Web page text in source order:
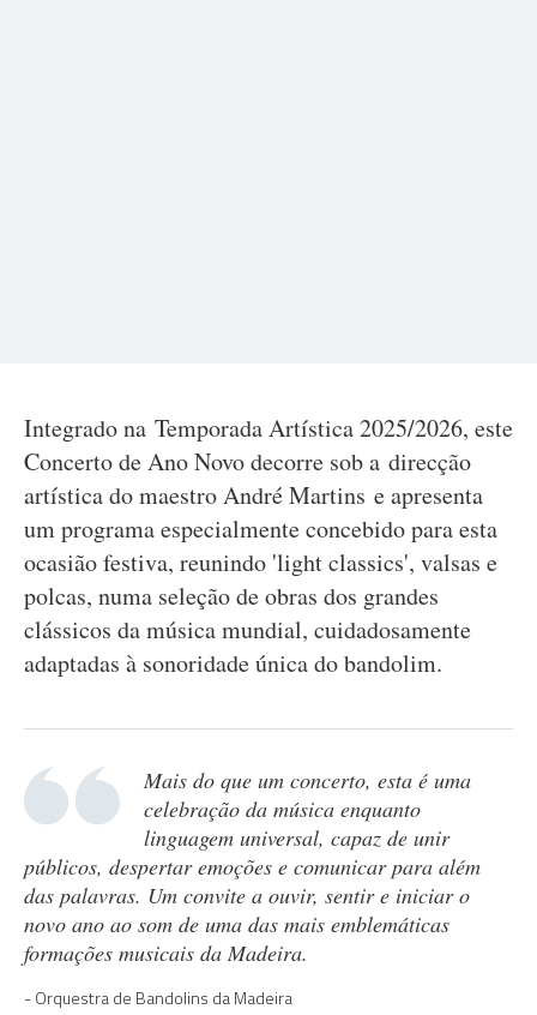
Integrado na Temporada Artística 2025/2026, este
Concerto de Ano Novo decorre sob a direcção
artística do maestro André Martins e apresenta
um programa especialmente concebido para esta
ocasião festiva, reunindo 'light classics', valsas e
polcas, numa seleção de obras dos grandes
clássicos da música mundial, cuidadosamente
adaptadas à sonoridade única do bandolim.
Mais do que um concerto, esta é uma
celebração da música enquanto
linguagem universal, capaz de unir
públicos, despertar emoções e comunicar para além
das palavras. Um convite a ouvir, sentir e iniciar o
novo ano ao som de uma das mais emblemáticas
formações musicais da Madeira.
Orquestra de Bandolins da Madeira